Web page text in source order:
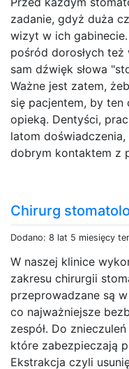
zadanie, gdyż duża
wizyt w ich
pośród dorosłych
sam dźwięk słowa
Ważne jest zatem,
się pacjentem, by ten
opieką. Dentyści,
latom
dobrym kontaktem z
Chirurg
Dodano: 8 lat 5 miesięcy
W naszej klinice
zakresu chirurgii
przeprowadzane są
co najważniejsze
zespół. Do
które zabezpieczają
Ekstrakcja czyli